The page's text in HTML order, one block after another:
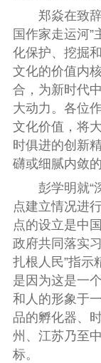
郑焱在致
国作家走运河
化保护、挖掘
文化的价值内
合，为新时代
大动力。 各位
文化价值，将
时俱进的创新
礴或细腻内敛
彭学明就“
点建立情况进
点的设立是中
政府共同落实
扎根人民”指示
是 因为这是一个
和人 的形象于
品的孵化器、
州、江苏乃至
标。